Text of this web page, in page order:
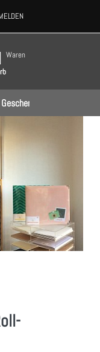
Sie die
Waren
Geschenke